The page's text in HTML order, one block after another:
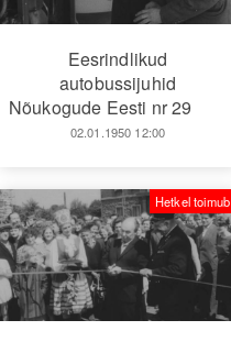
Eesrindlikud
autobussijuhid
Nõukogude Eesti nr 29
02.01.1950 12:00
Hetkel toimub